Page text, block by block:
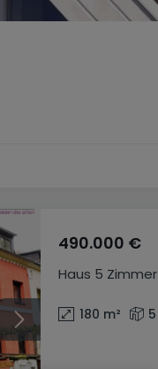
Haus 5 Zimmer
490.000 €
180 m² 5